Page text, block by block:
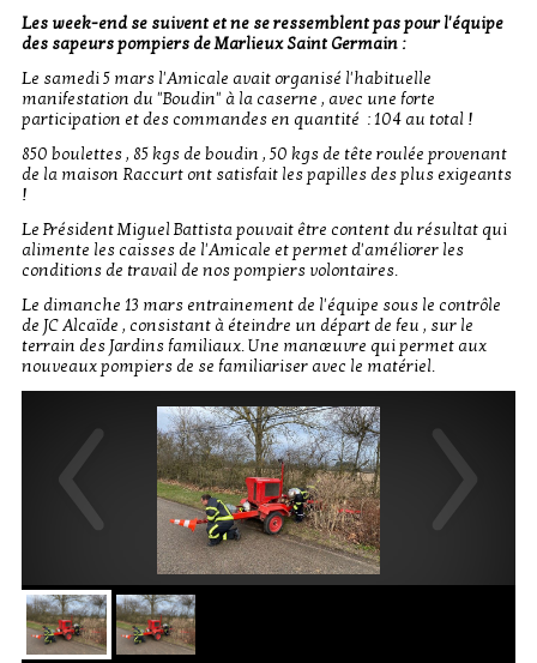
Les week-end se suivent et ne se ressemblent pas pour l'équipe
des sapeurs pompiers de Marlieux Saint Germain :
Le samedi 5 mars l'Amicale avait organisé l'habituelle
manifestation du "Boudin" à la caserne , avec une forte
participation et des commandes en quantité : 104 au total !
850 boulettes , 85 kgs de boudin , 50 kgs de tête roulée provenant
de la maison Raccurt ont satisfait les papilles des plus exigeants
!
Le Président Miguel Battista pouvait être content du résultat qui
alimente les caisses de l'Amicale et permet d'améliorer les
conditions de travail de nos pompiers volontaires.
Le dimanche 13 mars entrainement de l'équipe sous le contrôle
de JC Alcaïde , consistant à éteindre un départ de feu , sur le
terrain des Jardins familiaux. Une manœuvre qui permet aux
nouveaux pompiers de se familiariser avec le matériel.